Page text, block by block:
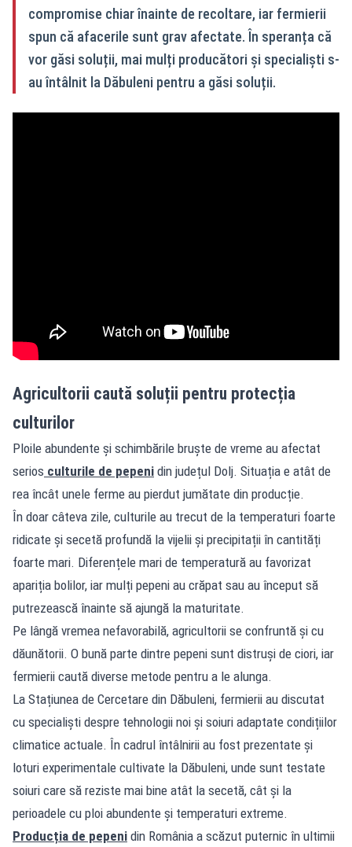
compromise chiar înainte de recoltare, iar fermierii
spun că afacerile sunt grav afectate. În speranța că
vor găsi soluții, mai mulți producători și specialiști s-
au întâlnit la Dăbuleni pentru a găsi soluții.
Agricultorii caută soluții pentru protecția
culturilor
Ploile abundente și schimbările bruște de vreme au afectat
serios culturile de pepeni din județul Dolj. Situația e atât de
rea încât unele ferme au pierdut jumătate din producție.
În doar câteva zile, culturile au trecut de la temperaturi foarte
ridicate și secetă profundă la vijelii și precipitații în cantități
foarte mari. Diferențele mari de temperatură au favorizat
apariția bolilor, iar mulți pepeni au crăpat sau au început să
putrezească înainte să ajungă la maturitate.
Pe lângă vremea nefavorabilă, agricultorii se confruntă și cu
dăunătorii. O bună parte dintre pepeni sunt distruși de ciori, iar
fermierii caută diverse metode pentru a le alunga.
La Stațiunea de Cercetare din Dăbuleni, fermierii au discutat
cu specialiști despre tehnologii noi și soiuri adaptate condițiilor
climatice actuale. În cadrul întâlnirii au fost prezentate și
loturi experimentale cultivate la Dăbuleni, unde sunt testate
soiuri care să reziste mai bine atât la secetă, cât și la
perioadele cu ploi abundente și temperaturi extreme.
Producția de pepeni din România a scăzut puternic în ultimii